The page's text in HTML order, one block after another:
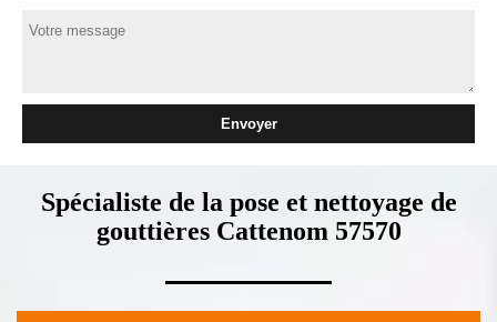
Spécialiste de la pose et nettoyage de
gouttières Cattenom 57570